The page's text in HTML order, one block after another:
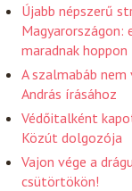
Újabb népszerű
maradnak hoppon
A szalmabáb
András írásához
Védőitalként
Közút dolgozója
Vajon vége a
csütörtökön!